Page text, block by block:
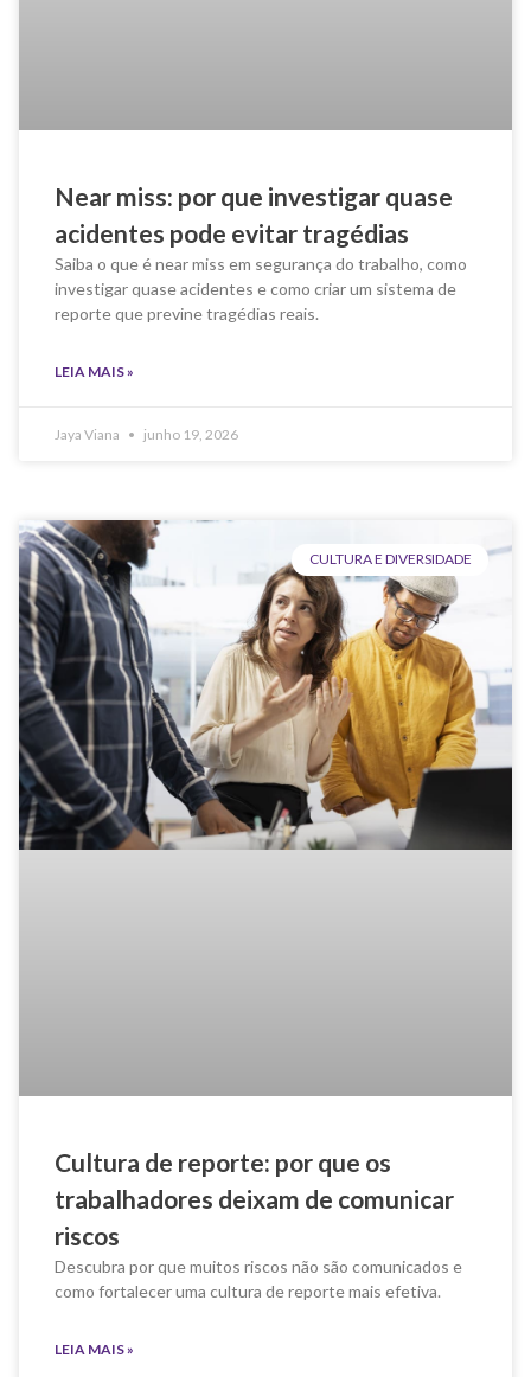
Near miss: por que investigar quase
acidentes pode evitar tragédias
Saiba o que é near miss em segurança do trabalho, como
investigar quase acidentes e como criar um sistema de
reporte que previne tragédias reais.
LEIA MAIS »
Jaya Viana junho 19, 2026
CULTURA E DIVERSIDADE
Cultura de reporte: por que os
trabalhadores deixam de comunicar
riscos
Descubra por que muitos riscos não são comunicados e
como fortalecer uma cultura de reporte mais efetiva.
LEIA MAIS »